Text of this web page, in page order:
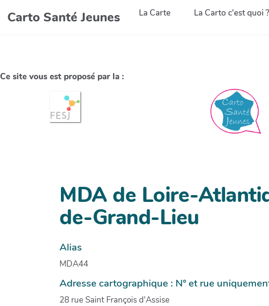
Carto Santé Jeunes La Carte La Carto c'est quoi ?
Ce site vous est proposé par la :
MDA de Loire-
de-Grand-Lieu
Alias
MDA44
Adresse cartographique : N° et rue
28 rue Saint François d'Assise